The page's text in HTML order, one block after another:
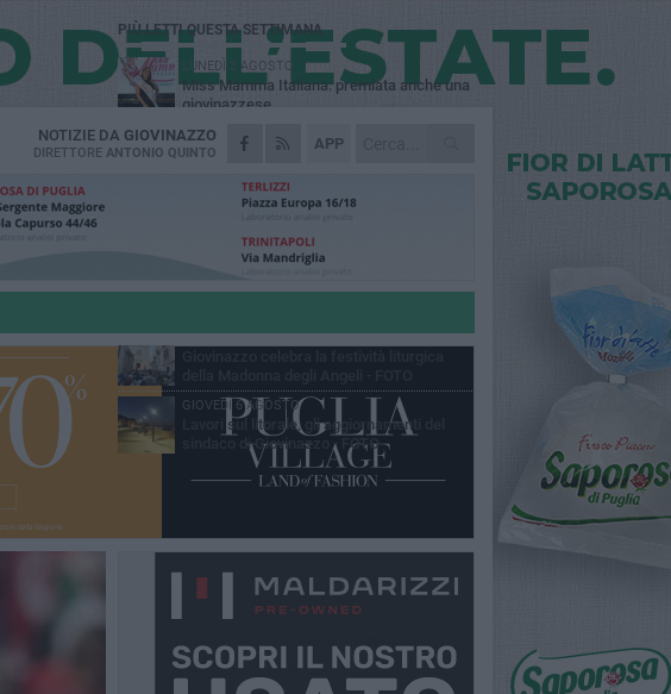
APP
NOTIZIE DA GIOVINAZZO
DIRETTORE ANTONIO QUINTO
PIÙ LETTI QUESTA SETTIMANA
LUNEDÌ 3 AGOSTO
Miss Mamma Italiana: premiata anche una
giovinazzese
MARTEDÌ 4 AGOSTO
Liquidi oleosi sul litorale di Giovinazzo,
MERCOLEDÌ 5 AGOSTO
l'assessora Ciliento prova a spegnere le
«Giovinazzo, a che punto siamo?»:
MARTEDÌ 4 AGOSTO
GIOVEDÌ 6 AGOSTO
Lavori sul litorale, gli aggiornamenti del
sindaco di Giovinazzo - FOTO